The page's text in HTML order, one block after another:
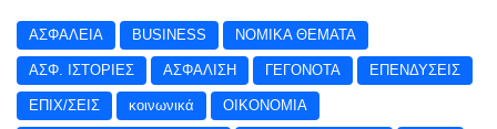
ΑΣΦΑΛΕΙΑ BUSINESS NOMIKA ΘΕΜΑΤΑ
ΑΣΦ. ΙΣΤΟΡΙΕΣ ΑΣΦΑΛΙΣΗ ΓΕΓΟΝΟΤΑ ΕΠΕΝΔΥΣΕΙΣ
ΕΠΙΧ/ΣΕΙΣ κοινωνικά ΟΙΚΟΝΟΜΙΑ